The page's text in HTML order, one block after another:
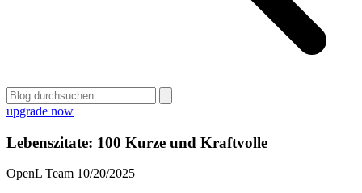
upgrade now
Lebenszitate: 100 Kurze und Kraftvolle
OpenL Team 10/20/2025